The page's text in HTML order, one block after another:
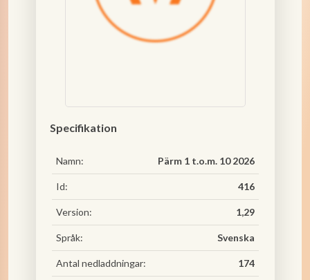
Specifikation
Namn: Pärm 1 t.o.m. 10 2026
Id: 416
Version: 1,29
Språk: Svenska
Antal nedladdningar: 174